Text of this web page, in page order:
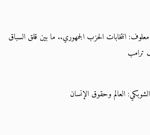
معلوف: انتخابات الحزب الجمهوري.. ما بين قلق السباق
ترامب
العالم وحقوق الإنسان